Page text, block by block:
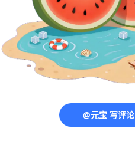
@元宝 写评论